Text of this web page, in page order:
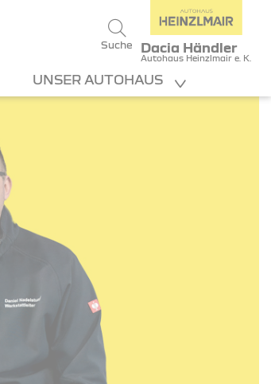
Suche Dacia Händler
Autohaus Heinzlmair e. K.
UNSER AUTOHAUS